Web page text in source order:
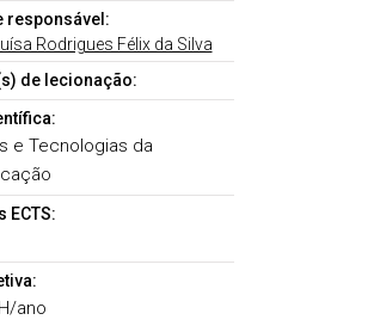
responsável:
Rodrigues Félix da Silva
de lecionação:
e Tecnologias da
ECTS:
ano